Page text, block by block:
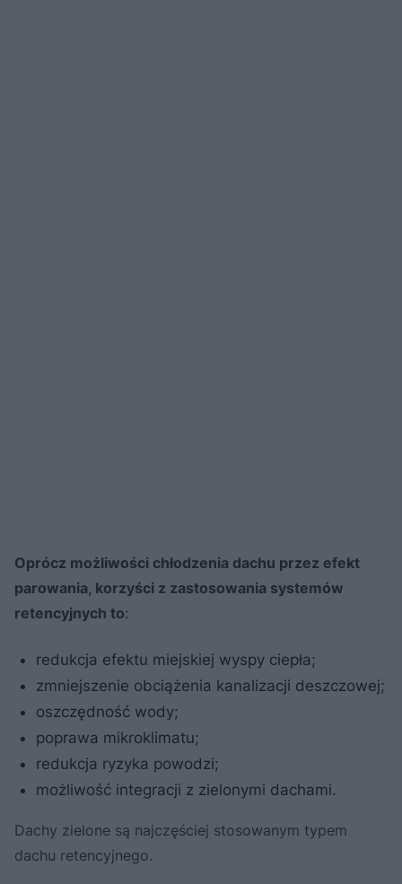
Oprócz możliwości chłodzenia dachu przez efekt
parowania, korzyści z zastosowania systemów
retencyjnych to:
redukcja efektu miejskiej wyspy ciepła;
zmniejszenie obciążenia kanalizacji deszczowej;
oszczędność wody;
poprawa mikroklimatu;
redukcja ryzyka powodzi;
możliwość integracji z zielonymi dachami.
Dachy zielone są najczęściej stosowanym typem
dachu retencyjnego.